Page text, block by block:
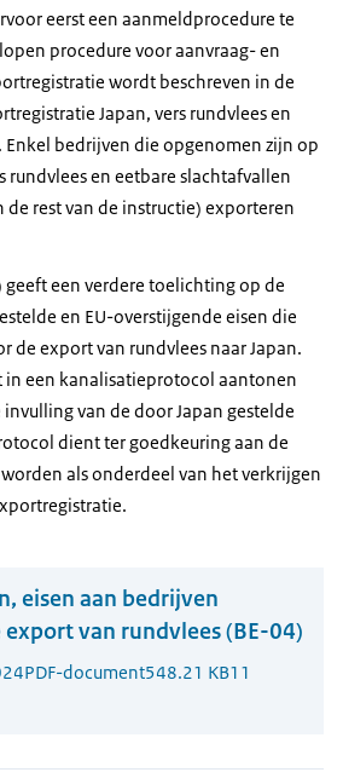
eerst een aanmeldprocedure te
procedure voor aanvraag- en
wordt beschreven in de
Japan, vers rundvlees en
bedrijven die opgenomen zijn op
rundvlees en eetbare slachtafvallen
rest van de instructie) exporteren
geeft een verdere toelichting op de
en EU-overstijgende eisen die
de export van rundvlees naar Japan.
in een kanalisatieprotocol aantonen
van de door Japan gestelde
dient ter goedkeuring aan de
als onderdeel van het verkrijgen
eisen aan bedrijven
van rundvlees (BE-04)
PDF-document548.21 KB11